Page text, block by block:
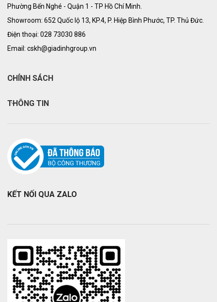
Phường Bến Nghé - Quận 1 - TP Hồ Chí Minh.
Showroom: 652 Quốc lộ 13, KP.4, P. Hiệp Bình Phước, TP. Thủ Đức.
Điện thoại: 028 73030 886
Email: cskh@giadinhgroup.vn
CHÍNH SÁCH
THÔNG TIN
KẾT NỐI QUA ZALO